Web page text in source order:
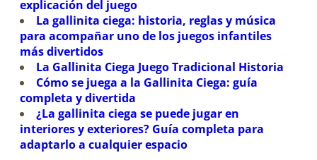
explicación del juego
La gallinita ciega: historia, reglas y música
para acompañar uno de los juegos infantiles
más divertidos
La Gallinita Ciega Juego Tradicional Historia
Cómo se juega a la Gallinita Ciega: guía
completa y divertida
¿La gallinita ciega se puede jugar en
interiores y exteriores? Guía completa para
adaptarlo a cualquier espacio